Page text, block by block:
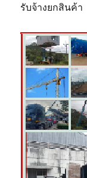
รับจ้างยกสินค้า